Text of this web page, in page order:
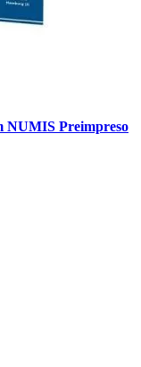
NUMIS Preimpreso